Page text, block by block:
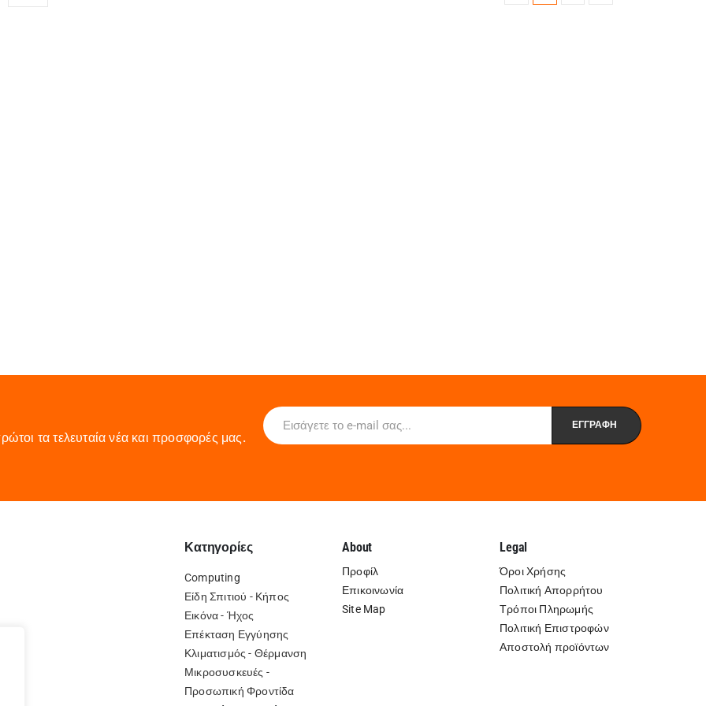
τα τελευταία νέα και προσφορές μας.
Κατηγορίες
Computing
Είδη Σπιτιού - Κήπος
Εικόνα - Ήχος
Επέκταση Εγγύησης
Κλιματισμός - Θέρμανση
Μικροσυσκευές -
Προσωπική Φροντίδα
About
Προφίλ
Επικοινωνία
Site Map
Legal
Όροι Χρήσης
Πολιτική Απορρήτου
Τρόποι Πληρωμής
Πολιτική Επιστροφών
Αποστολή προϊόντων